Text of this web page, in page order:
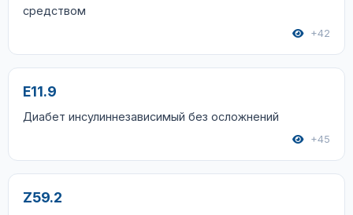
средством
+42
E11.9
Диабет инсулиннезависимый без осложнений
+45
Z59.2